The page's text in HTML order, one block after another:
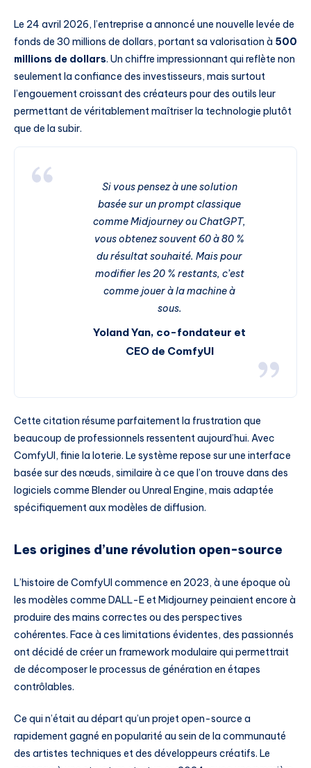
Le 24 avril 2026, l’entreprise a annoncé une nouvelle levée de
fonds de 30 millions de dollars, portant sa valorisation à 500
millions de dollars. Un chiffre impressionnant qui reflète non
seulement la confiance des investisseurs, mais surtout
l’engouement croissant des créateurs pour des outils leur
permettant de véritablement maîtriser la technologie plutôt
que de la subir.
Si vous pensez à une solution
basée sur un prompt classique
comme Midjourney ou ChatGPT,
vous obtenez souvent 60 à 80 %
du résultat souhaité. Mais pour
modifier les 20 % restants, c’est
comme jouer à la machine à
sous.
Yoland Yan, co-fondateur et
CEO de ComfyUI
Cette citation résume parfaitement la frustration que
beaucoup de professionnels ressentent aujourd’hui. Avec
ComfyUI, finie la loterie. Le système repose sur une interface
basée sur des nœuds, similaire à ce que l’on trouve dans des
logiciels comme Blender ou Unreal Engine, mais adaptée
spécifiquement aux modèles de diffusion.
Les origines d’une révolution open-source
L’histoire de ComfyUI commence en 2023, à une époque où
les modèles comme DALL-E et Midjourney peinaient encore à
produire des mains correctes ou des perspectives
cohérentes. Face à ces limitations évidentes, des passionnés
ont décidé de créer un framework modulaire qui permettrait
de décomposer le processus de génération en étapes
contrôlables.
Ce qui n’était au départ qu’un projet open-source a
rapidement gagné en popularité au sein de la communauté
des artistes techniques et des développeurs créatifs. Le